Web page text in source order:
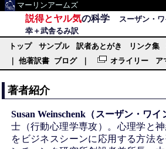
マーリンアームズ
説得とヤル気の科学
スーザン・
幸＋武舎るみ訳
トップ
サンプル 訳者あとがき リンク集
他著訳書 ブログ｜ オライリー ア
著者紹介
Susan Weinschenk（スーザン・ワイ
士（行動心理学専攻）。心理学と
をビジネスシーンに応用する方法